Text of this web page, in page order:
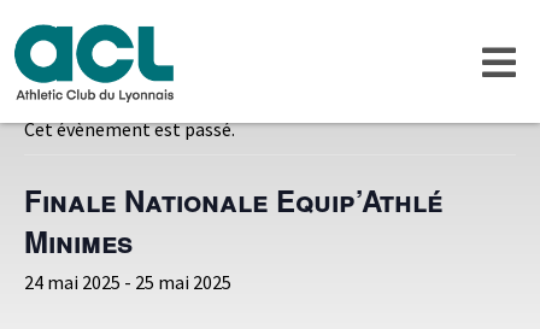
« Tous les Évènements
Cet évènement est passé.
Finale Nationale Equip’Athlé
Minimes
24 mai 2025 - 25 mai 2025